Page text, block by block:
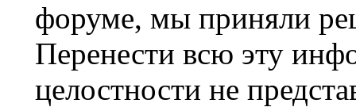
форуме, мы приняли
Перенести всю эту
целостности не